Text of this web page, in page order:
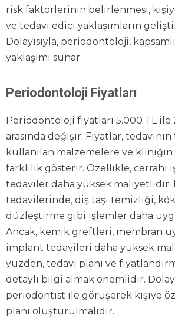
risk faktörlerinin belirlenmesi,
ve tedavi edici yaklaşımların
Dolayısıyla, periodontoloji, kapsamlı
yaklaşımı sunar.
Periodontoloji Fiyatları
Periodontoloji fiyatları 5.000 TL ile
arasında değişir. Fiyatlar,
kullanılan malzemelere ve
farklılık gösterir. Özellikle, cerrahi
tedaviler daha yüksek maliyetlidir.
tedavilerinde, diş taşı temizliği,
düzleştirme gibi işlemler daha
Ancak, kemik greftleri, membran
implant tedavileri daha yüksek
yüzden, tedavi planı ve
detaylı bilgi almak önemlidir.
periodontist ile görüşerek kişiye
planı oluşturulmalıdır.